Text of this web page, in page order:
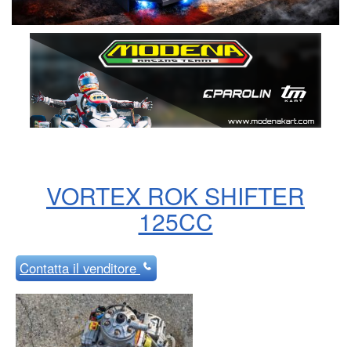
VORTEX ROK SHIFTER
125CC
Contattail venditore